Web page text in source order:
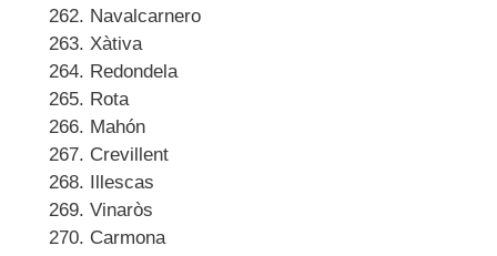
Navalcarnero
Xàtiva
Redondela
Rota
Mahón
Crevillent
Illescas
Vinaròs
Carmona